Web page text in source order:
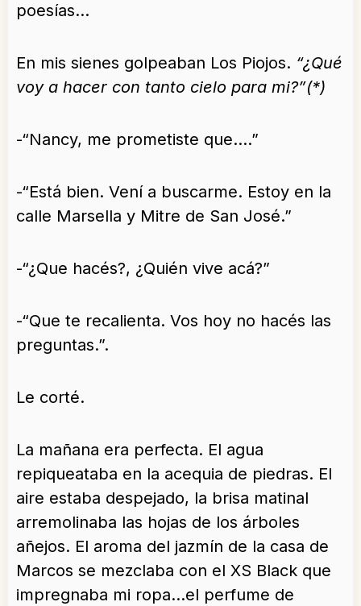
poesías…
En mis sienes golpeaban Los Piojos. “¿Qué
voy a hacer con tanto cielo para mi?”(*)
-“Nancy, me prometiste que….”
-“Está bien. Vení a buscarme. Estoy en la
calle Marsella y Mitre de San José.”
-“¿Que hacés?, ¿Quién vive acá?”
-“Que te recalienta. Vos hoy no hacés las
preguntas.”.
Le corté.
La mañana era perfecta. El agua
repiqueataba en la acequia de piedras. El
aire estaba despejado, la brisa matinal
arremolinaba las hojas de los árboles
añejos. El aroma del jazmín de la casa de
Marcos se mezclaba con el XS Black que
impregnaba mi ropa…el perfume de